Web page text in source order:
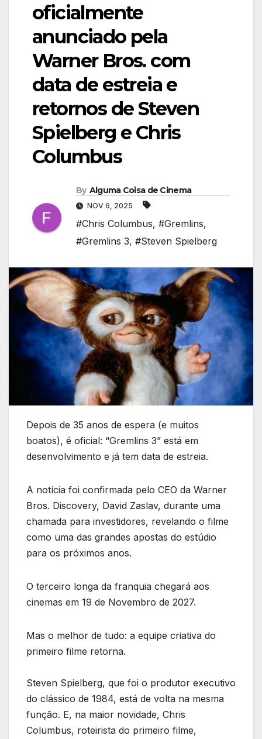
oficialmente
anunciado pela
Warner Bros. com
data de estreia e
retornos de Steven
Spielberg e Chris
Columbus
By Alguma Coisa de Cinema
NOV 6, 2025
#Chris Columbus, #Gremlins,
#Gremlins 3, #Steven Spielberg
Depois de 35 anos de espera (e muitos
boatos), é oficial: “Gremlins 3” está em
desenvolvimento e já tem data de estreia.
A notícia foi confirmada pelo CEO da Warner
Bros. Discovery, David Zaslav, durante uma
chamada para investidores, revelando o filme
como uma das grandes apostas do estúdio
para os próximos anos.
O terceiro longa da franquia chegará aos
cinemas em 19 de Novembro de 2027.
Mas o melhor de tudo: a equipe criativa do
primeiro filme retorna.
Steven Spielberg, que foi o produtor executivo
do clássico de 1984, está de volta na mesma
função. E, na maior novidade, Chris
Columbus, roteirista do primeiro filme,